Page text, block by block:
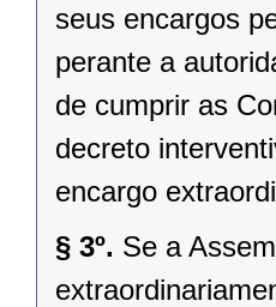
seus encargos
perante a
de cumprir as
decreto
encargo
§ 3º. Se a